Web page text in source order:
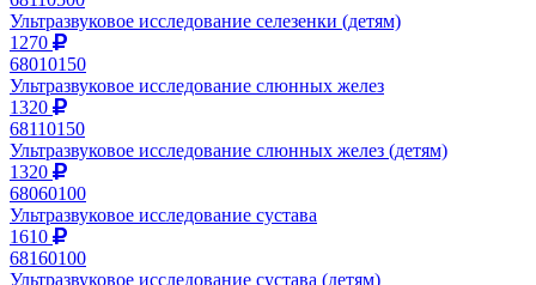
Ультразвуковое исследование селезенки (детям)
1270
68010150
Ультразвуковое исследование слюнных желез
1320
68110150
Ультразвуковое исследование слюнных желез (детям)
1320
68060100
Ультразвуковое исследование сустава
1610
68160100
Ультразвуковое исследование сустава (детям)